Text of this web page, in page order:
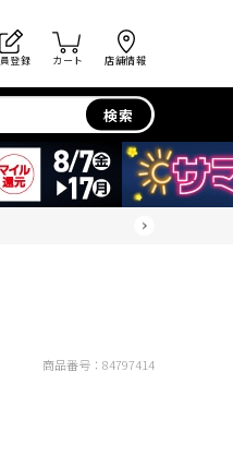
登録 カート 店舗情報
検索
商品番号： 84797414